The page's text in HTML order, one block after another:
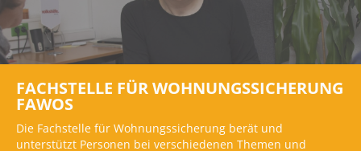
FACHSTELLE FÜR WOHNUNGSSICHERUNG
FAWOS
Die Fachstelle für Wohnungssicherung berät und
unterstützt Personen bei verschiedenen Themen und